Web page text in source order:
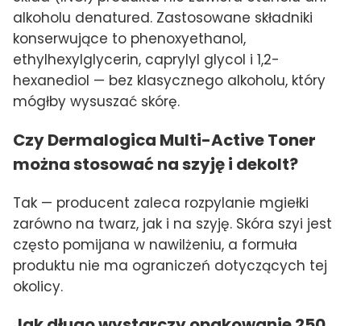
alkoholu denatured. Zastosowane składniki
konserwujące to phenoxyethanol,
ethylhexylglycerin, caprylyl glycol i 1,2-
hexanediol — bez klasycznego alkoholu, który
mógłby wysuszać skórę.
Czy Dermalogica Multi-Active Toner
można stosować na szyję i dekolt?
Tak — producent zaleca rozpylanie mgiełki
zarówno na twarz, jak i na szyję. Skóra szyi jest
często pomijana w nawilżeniu, a formuła
produktu nie ma ograniczeń dotyczących tej
okolicy.